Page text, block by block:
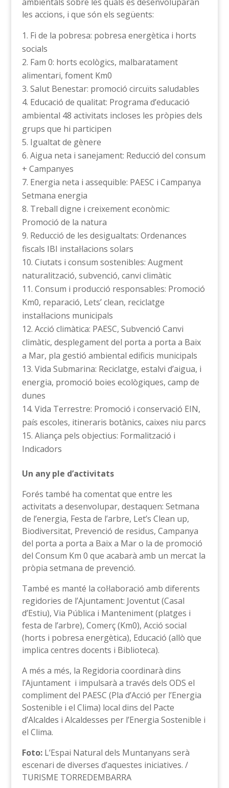
les accions, i que són els següents:
Fi de la pobresa: pobresa energètica i horts
socials
Fam 0: horts ecològics, malbaratament
alimentari, foment Km0
Salut Benestar: promoció circuïts saludables
Educació de qualitat: Programa d’educació
ambiental 48 activitats incloses les pròpies dels
grups que hi participen
Igualtat de gènere
Aigua neta i sanejament: Reducció del consum
+ Campanyes
Energia neta i assequible: PAESC i Campanya
Setmana energia
Treball digne i creixement econòmic:
Promoció de la natura
Reducció de les desigualtats: Ordenances
fiscals IBI instal·lacions solars
Ciutats i consum sostenibles: Augment
naturalització, subvenció, canvi climàtic
Consum i producció responsables: Promoció
Km0, reparació, Lets’ clean, reciclatge
instal·lacions municipals
Acció climàtica: PAESC, Subvenció Canvi
climàtic, desplegament del porta a porta a Baix
a Mar, pla gestió ambiental edificis municipals
Vida Submarina: Reciclatge, estalvi d’aigua, i
energia, promoció boies ecològiques, camp de
dunes
Vida Terrestre: Promoció i conservació EIN,
país escoles, itineraris botànics, caixes niu parcs
Aliança pels objectius: Formalització i
Indicadors
Un any ple d’activitats
Forés també ha comentat que entre les
activitats a desenvolupar, destaquen: Setmana
de l’energia, Festa de l’arbre, Let’s Clean up,
Biodiversitat, Prevenció de residus, Campanya
del porta a porta a Baix a Mar o la de promoció
del Consum Km 0 que acabarà amb un mercat la
pròpia setmana de prevenció.
També es manté la col·laboració amb diferents
regidories de l’Ajuntament: Joventut (Casal
d’Estiu), Via Pública i Manteniment (platges i
festa de l’arbre), Comerç (Km0), Acció social
(horts i pobresa energètica), Educació (allò que
implica centres docents i Biblioteca).
A més a més, la Regidoria coordinarà dins
l’Ajuntament i impulsarà a través dels ODS el
compliment del PAESC (Pla d’Acció per l’Energia
Sostenible i el Clima) local dins del Pacte
d’Alcaldes i Alcaldesses per l’Energia Sostenible i
el Clima.
Foto:L’Espai Natural dels Muntanyans serà
escenari de diverses d’aquestes iniciatives. /
TURISME TORREDEMBARRA